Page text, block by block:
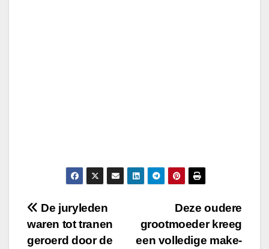
Post
navigation
Deze oudere
grootmoeder kreeg
een volledige make-
De juryleden
waren tot tranen
geroerd door de